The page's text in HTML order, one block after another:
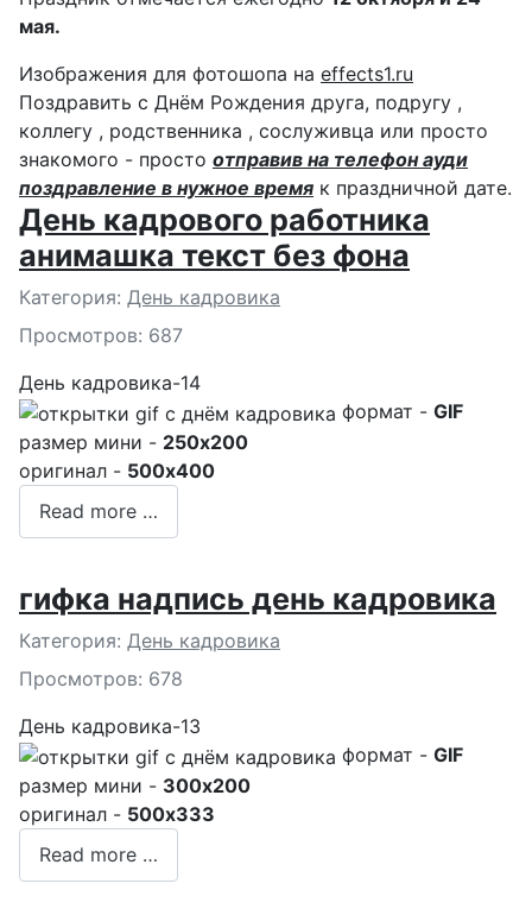
мая.
Изображения для фотошопа на effects1.ru
Поздравить с Днём Рождения друга, подругу ,
коллегу , родственника , сослуживца или просто
знакомого - просто отправив на телефон ауди
поздравление в нужное время к праздничной дате.
День кадрового работника
анимашка текст без фона
Подробности
Категория: День кадровика
Просмотров: 687
День кадровика-14
формат - GIF
размер мини - 250x200
оригинал - 500x400
Read more …
гифка надпись день кадровика
Подробности
Категория: День кадровика
Просмотров: 678
День кадровика-13
формат - GIF
размер мини - 300x200
оригинал - 500x333
Read more …